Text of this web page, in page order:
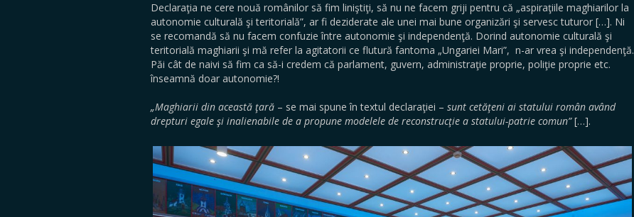
Declaraţia ne cere nouă românilor să fim liniştiţi, să nu ne facem griji pentru că „aspiraţiile maghiarilor la
autonomie culturală şi teritorială”, ar fi deziderate ale unei mai bune organizări şi servesc tuturor […]. Ni
se recomandă să nu facem confuzie între autonomie şi independenţă. Dorind autonomie culturală şi
teritorială maghiarii şi mă refer la agitatorii ce flutură fantoma „Ungariei Mari”, n-ar vrea şi independenţă.
Păi cât de naivi să fim ca să-i credem că parlament, guvern, administraţie proprie, poliţie proprie etc.
înseamnă doar autonomie?!
„Maghiarii din această ţară – se mai spune în textul declaraţiei – sunt cetăţeni ai statului român având
drepturi egale şi inalienabile de a propune modelele de reconstrucţie a statului-patrie comun”[…].